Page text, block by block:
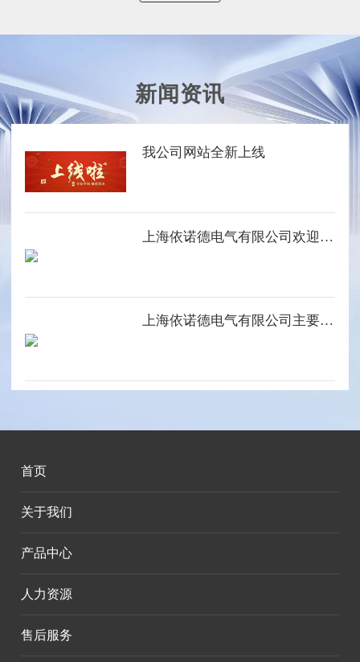
新闻资讯
我公司网站全新上线
上海依诺德电气有限公司欢迎您的光临
上海依诺德电气有限公司主要产品系列
首页
关于我们
产品中心
人力资源
售后服务